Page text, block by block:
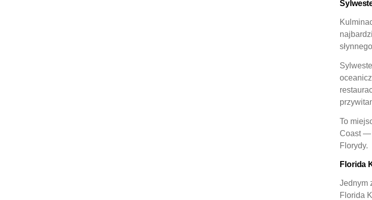
To
Coast —
Florydy.
Florida
Jednym
Florida